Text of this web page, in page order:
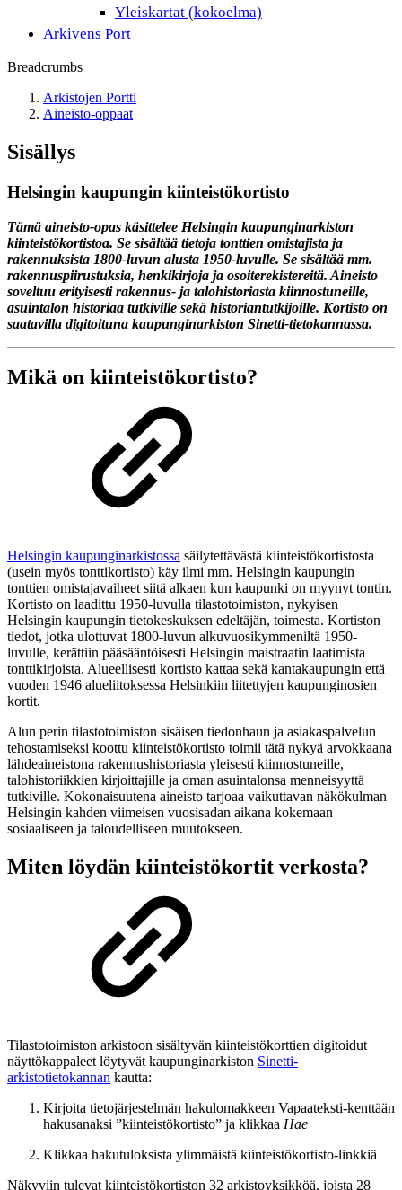
Yleiskartat (kokoelma)
Arkivens Port
Breadcrumbs
Arkistojen Portti
Aineisto-oppaat
Sisällys
Helsingin kaupungin kiinteistökortisto
Tämä aineisto-opas käsittelee Helsingin kaupunginarkiston
kiinteistökortistoa. Se sisältää tietoja tonttien omistajista ja
rakennuksista 1800-luvun alusta 1950-luvulle. Se sisältää mm.
rakennuspiirustuksia, henkikirjoja ja osoiterekistereitä. Aineisto
soveltuu erityisesti rakennus- ja talohistoriasta kiinnostuneille,
asuintalon historiaa tutkiville sekä historiantutkijoille. Kortisto on
saatavilla digitoituna kaupunginarkiston Sinetti-tietokannassa.
Mikä on kiinteistökortisto?
Helsingin kaupunginarkistossa säilytettävästä kiinteistökortistosta
(usein myös tonttikortisto) käy ilmi mm. Helsingin kaupungin
tonttien omistajavaiheet siitä alkaen kun kaupunki on myynyt tontin.
Kortisto on laadittu 1950-luvulla tilastotoimiston, nykyisen
Helsingin kaupungin tietokeskuksen edeltäjän, toimesta. Kortiston
tiedot, jotka ulottuvat 1800-luvun alkuvuosikymmeniltä 1950-
luvulle, kerättiin pääsääntöisesti Helsingin maistraatin laatimista
tonttikirjoista. Alueellisesti kortisto kattaa sekä kantakaupungin että
vuoden 1946 alueliitoksessa Helsinkiin liitettyjen kaupunginosien
kortit.
Alun perin tilastotoimiston sisäisen tiedonhaun ja asiakaspalvelun
tehostamiseksi koottu kiinteistökortisto toimii tätä nykyä arvokkaana
lähdeaineistona rakennushistoriasta yleisesti kiinnostuneille,
talohistoriikkien kirjoittajille ja oman asuintalonsa menneisyyttä
tutkiville. Kokonaisuutena aineisto tarjoaa vaikuttavan näkökulman
Helsingin kahden viimeisen vuosisadan aikana kokemaan
sosiaaliseen ja taloudelliseen muutokseen.
Miten löydän kiinteistökortit verkosta?
Tilastotoimiston arkistoon sisältyvän kiinteistökorttien digitoidut
näyttökappaleet löytyvät kaupunginarkiston Sinetti-
arkistotietokannan kautta:
Kirjoita tietojärjestelmän hakulomakkeen Vapaateksti-kenttään
hakusanaksi ”kiinteistökortisto” ja klikkaa Hae
Klikkaa hakutuloksista ylimmäistä kiinteistökortisto-linkkiä
Näkyviin tulevat kiinteistökortiston 32 arkistoyksikköä, joista 28